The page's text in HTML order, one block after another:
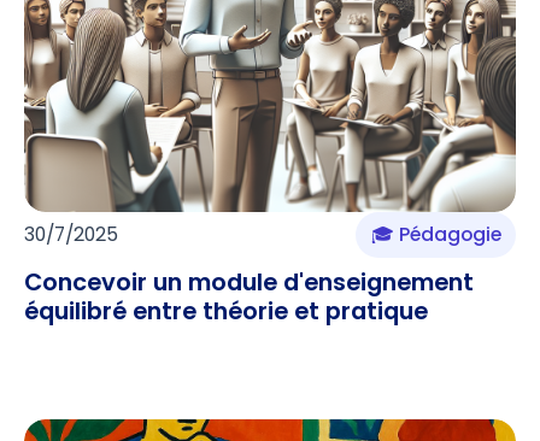
30/7/2025 🎓 Pédagogie
Concevoir un module d'enseignement
équilibré entre théorie et pratique